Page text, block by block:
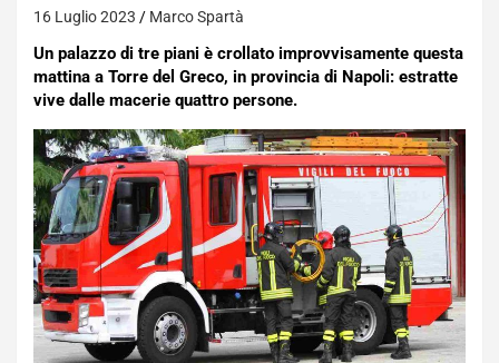
16 Luglio 2023 Marco Spartà
Un palazzo di tre piani è crollato improvvisamente questa
mattina a Torre del Greco, in provincia di Napoli: estratte
vive dalle macerie quattro persone.